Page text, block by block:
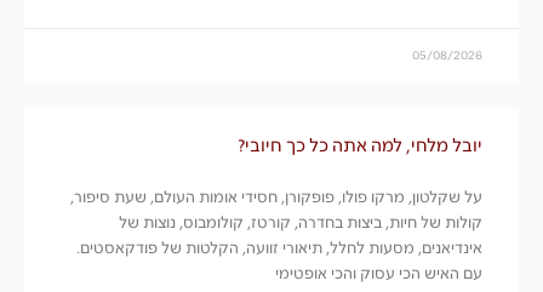
05/08/2026
יובל מלחי, למה אתה כל כך חיובי?
על שקלטון, מרקו פולו, פופקורן, חסידי אומות העולם, שעת סיפור,
קולות של חיות, ביצות בחדרה, קורטז, קולומבוס, נוצות של
אינדיאנים, מסעות לחלל, תיאורי זוועה, הקלטות של פודקאסטים.
עם האיש הכי עסוק והכי אופטימי